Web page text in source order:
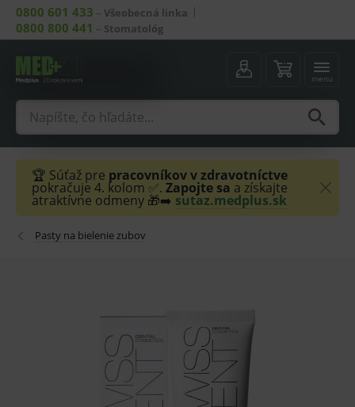
0800 601 433 – Všeobecná linka
0800 800 441 – Stomatológ
menu
🏆 Súťaž pre pracovníkov v zdravotníctve
pokračuje 4. kolom ✅. Zapojte sa a získajte
atraktívne odmeny 🎁➡️ sutaz.medplus.sk
Pasty na bielenie zubov